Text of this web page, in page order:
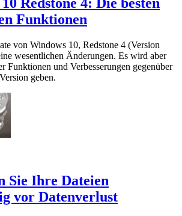
Redstone 4: Die besten
Funktionen
von Windows 10, Redstone 4 (Version
wesentlichen Änderungen. Es wird aber
Funktionen und Verbesserungen gegenüber
geben.
Sie Ihre Dateien
vor Datenverlust